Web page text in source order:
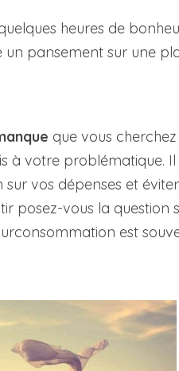
heures de
pansement sur une
que vous
à votre problématique.
vos dépenses et
posez-vous la question
est